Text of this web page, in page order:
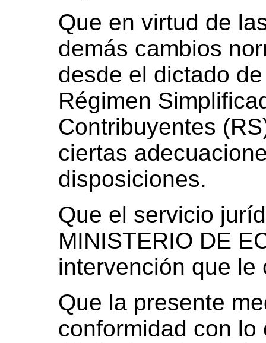
Que en virtud de
demás cambios
desde el dictado
Régimen
Contribuyentes
ciertas
disposiciones.
Que el servicio
MINISTERIO DE
intervención que le
Que la presente
conformidad con